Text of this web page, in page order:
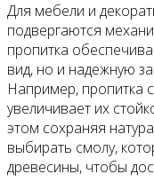
Для мебели и
подвергаются
пропитка
вид, но и надежную
Например, пропитка
увеличивает их
этом сохраняя
выбирать смолу,
древесины, чтобы